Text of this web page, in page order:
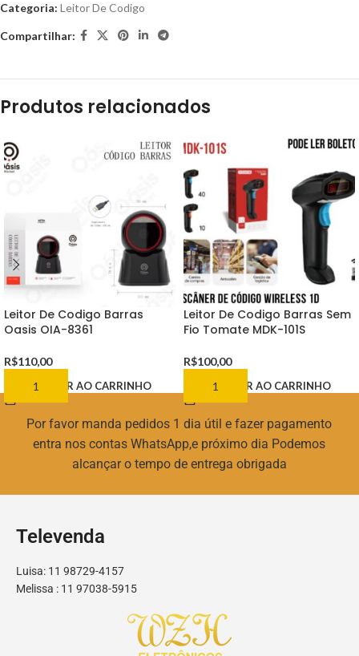
Categoria: Leitor De Codigo
Compartilhar:
Produtos relacionados
Leitor De Codigo Barras
Oasis OIA-8361
R$110,00
ADICIONAR AO CARRINHO
Leitor De Codigo Barras Sem
Fio Tomate MDK-101S
R$100,00
ADICIONAR AO CARRINHO
Por favor manda pedidos 1 dia útil e fazer pagamento
entra nos contas WhatsApp,e próximo dia Podemos
alcançar o tempo de entrega obrigada
Televenda
Luisa: 11 98729-4157
Melissa : 11 97038-5915